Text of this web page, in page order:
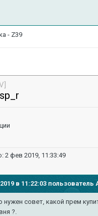
- Z39
2 фев 2019, 11:33:49
в 11:22:03 пользователь
нужен совет, какой прем
?.